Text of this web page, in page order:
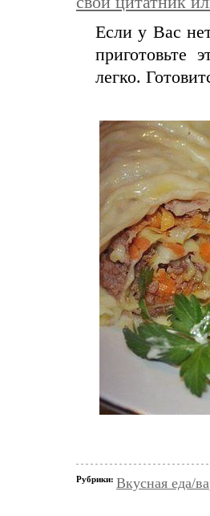
Если у Вас
приготовьте
легко.
Рубрики: Вкусная еда/